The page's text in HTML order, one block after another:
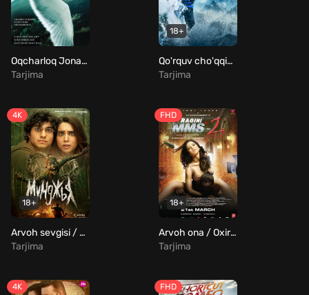
Oqcharloq Jonatan Livingston / Jonatan Livingston laqabli chayka Uzbek Tilida
Tarjima
18+
Qo'rquv cho'qqisi / Qo'rquv tog'i / Cho'qqi / Qo'rquv tepaligi Uzbek Tilida
Tarjima
4K
18+
Arvoh sevgisi / Munjya Uzbek Tilida
Tarjima
FHD
18+
Arvoh ona / Oxirgi kirish 2 / Ragini: So'nggi MMS xabar 2 Uzbek Tilida
Tarjima
4K FHD